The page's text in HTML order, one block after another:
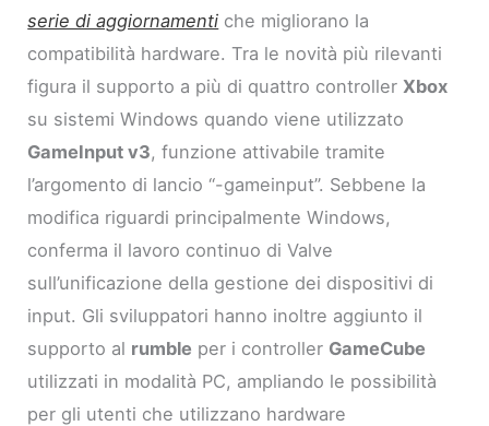
serie di aggiornamenti che migliorano la
compatibilità hardware. Tra le novità più rilevanti
figura il supporto a più di quattro controller Xbox
su sistemi Windows quando viene utilizzato
GameInput v3, funzione attivabile tramite
l’argomento di lancio “-gameinput”. Sebbene la
modifica riguardi principalmente Windows,
conferma il lavoro continuo di Valve
sull’unificazione della gestione dei dispositivi di
input. Gli sviluppatori hanno inoltre aggiunto il
supporto al rumble per i controller GameCube
utilizzati in modalità PC, ampliando le possibilità
per gli utenti che utilizzano hardware